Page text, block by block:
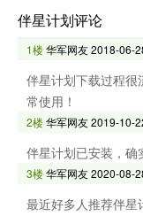
伴星计划评论
1楼华军网友2018-06-
伴星计划下载过程很
常使用！
2楼华军网友2019-10-
伴星计划已安装，确
3楼华军网友2020-08-
最近好多人推荐伴星